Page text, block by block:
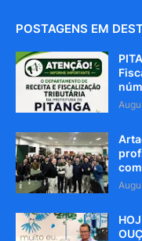
POSTAGENS EM